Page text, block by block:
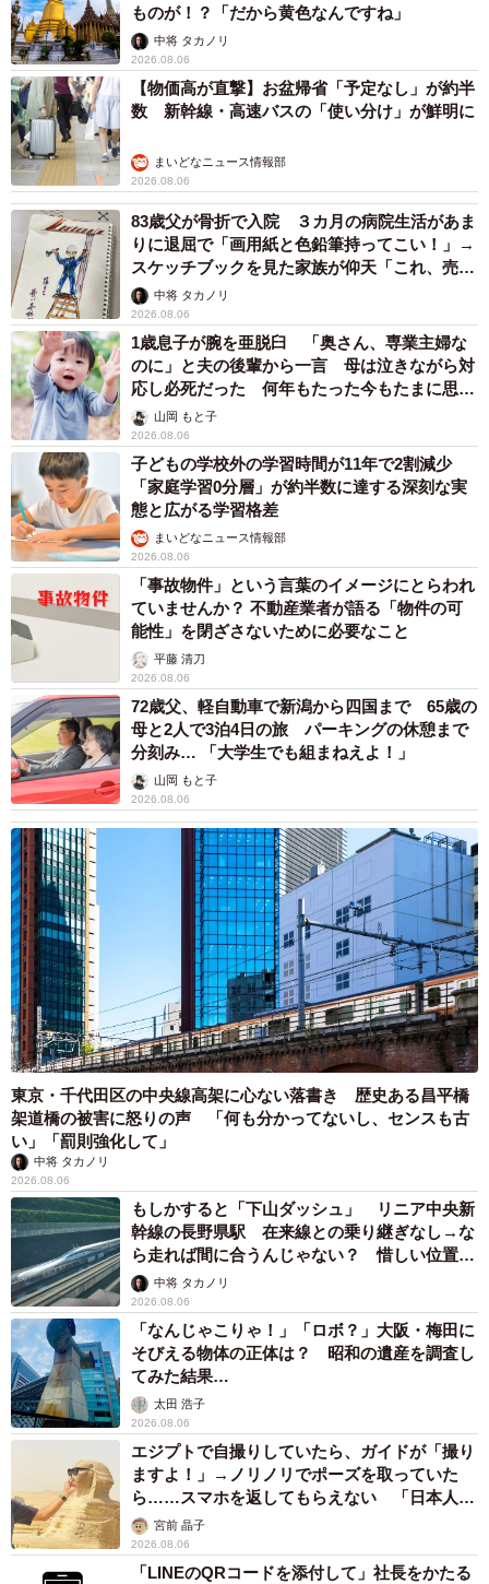
ものが！？「だから黄色なんですね」
中将 タカノリ
2026.08.06
【物価高が直撃】お盆帰省「予定なし」が約半
数 新幹線・高速バスの「使い分け」が鮮明に
まいどなニュース情報部
2026.08.06
83歳父が骨折で入院 ３カ月の病院生活があま
りに退屈で「画用紙と色鉛筆持ってこい！」→
スケッチブックを見た家族が仰天「これ、売れ
ますよ…」
中将 タカノリ
2026.08.06
1歳息子が腕を亜脱臼 「奥さん、専業主婦な
のに」と夫の後輩から一言 母は泣きながら対
応し必死だった 何年もたった今もたまに思い
出し…山岡 もと子
2026.08.06
子どもの学校外の学習時間が11年で2割減少
「家庭学習0分層」が約半数に達する深刻な実
態と広がる学習格差
まいどなニュース情報部
2026.08.06
「事故物件」という言葉のイメージにとらわれ
ていませんか？ 不動産業者が語る「物件の可
能性」を閉ざさないために必要なこと
平藤 清刀
2026.08.06
72歳父、軽自動車で新潟から四国まで 65歳の
母と2人で3泊4日の旅 パーキングの休憩まで
分刻み… 「大学生でも組まねえよ！」
山岡 もと子
2026.08.06
東京・千代田区の中央線高架に心ない落書き 歴史ある昌平橋
架道橋の被害に怒りの声 「何も分かってないし、センスも古
い」「罰則強化して」
中将 タカノリ
2026.08.06
もしかすると「下山ダッシュ」 リニア中央新
幹線の長野県駅 在来線との乗り継ぎなし→な
ら走れば間に合うんじゃない？ 惜しい位置関
係が反響
中将 タカノリ
2026.08.06
「なんじゃこりゃ！」「ロボ？」大阪・梅田に
そびえる物体の正体は？ 昭和の遺産を調査し
てみた結果…
太田 浩子
2026.08.06
エジプトで自撮りしていたら、ガイドが「撮り
ますよ！」→ノリノリでポーズを取っていた
ら……スマホを返してもらえない 「日本人は
カモ代表かも」「私は6時間で3万円払った」
宮前 晶子
2026.08.06
「LINEのQRコードを添付して」社長をかたる